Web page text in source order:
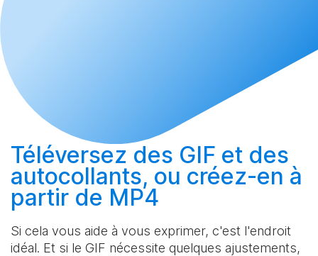
Téléversez des GIF et des
autocollants, ou créez-en à
partir de MP4
Si cela vous aide à vous exprimer, c'est l'endroit
idéal. Et si le GIF nécessite quelques ajustements,